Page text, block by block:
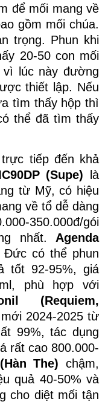
để mối mang về
gồm mối chúa.
trọng. Phun khi
20-50 con mối
lúc này đường
thiết lập. Nếu
tìm thấy hộp thì
thể đã tìm thấy
tiếp đến khả
(Supe) là
từ Mỹ, có hiệu
về tổ dễ dàng
350.000đ/gói
nhất. Agenda
Đức có thể phun
tốt 92-95%, giá
phù hợp với
(Requiem,
2024-2025 từ
99%, tác dụng
rất cao 800.000-
The) chậm,
quả 40-50% và
cho diệt mối tận